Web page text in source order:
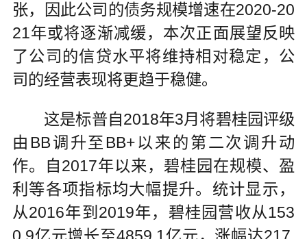
张，因此公司的债务规模增速在2020-20
21年或将逐渐减缓，本次正面展望反映
了公司的信贷水平将维持相对稳定，公
司的经营表现将更趋于稳健。
这是标普自2018年3月将碧桂园评级
由BB调升至BB+以来的第二次调升动
作。自2017年以来，碧桂园在规模、盈
利等各项指标均大幅提升。统计显示，
从2016年到2019年，碧桂园营收从153